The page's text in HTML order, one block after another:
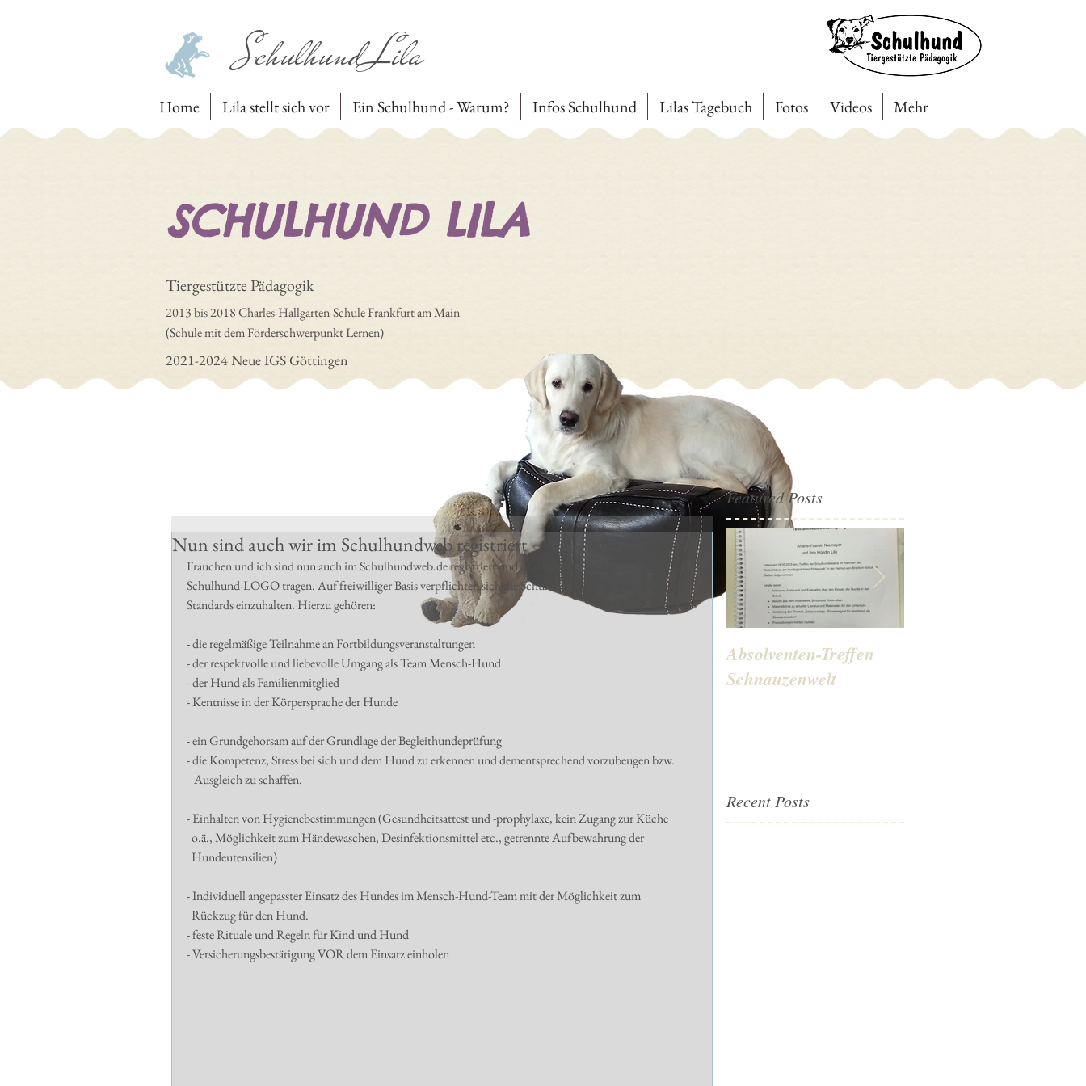
Schulhund Lila
Home Lila stellt sich vor Ein Schulhund - Warum? Infos Schulhund Lilas Tagebuch Fotos Videos Mehr
SCHULHUND LILA
Tiergestützte Pädagogik
2013 bis 2018 Charles-Hallgarten-Schule Frankfurt am Main
(Schule mit dem Förderschwerpunkt Lernen)
2021-2024 Neue IGS Göttingen
Featured Posts
Nun sind auch wir im Schulhundweb registriert
Frauchen und ich sind nun auch im Schulhundweb.de registriert und dürfen daher auch offiziell das
Schulhund-LOGO tragen. Auf freiwilliger Basis verpflichten sich die Schulhunde-Teams, gewisse
Standards einzuhalten. Hierzu gehören:
- die regelmäßige Teilnahme an Fortbildungsveranstaltungen
- der respektvolle und liebevolle Umgang als Team Mensch-Hund
- der Hund als Familienmitglied
- Kentnisse in der Körpersprache der Hunde
- ein Grundgehorsam auf der Grundlage der Begleithundeprüfung
- die Kompetenz, Stress bei sich und dem Hund zu erkennen und dementsprechend vorzubeugen bzw.
   Ausgleich zu schaffen.
- Einhalten von Hygienebestimmungen (Gesundheitsattest und -prophylaxe, kein Zugang zur Küche
  o.ä., Möglichkeit zum Händewaschen, Desinfektionsmittel etc., getrennte Aufbewahrung der
  Hundeutensilien)
- Individuell angepasster Einsatz des Hundes im Mensch-Hund-Team mit der Möglichkeit zum
  Rückzug für den Hund.
- feste Rituale und Regeln für Kind und Hund
- Versicherungsbestätigung VOR dem Einsatz einholen
Absolventen-Treffen
Schnauzenwelt
Recent Posts